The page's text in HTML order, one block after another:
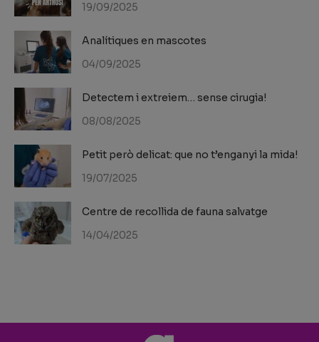
19/09/2025
Analítiques en mascotes
04/09/2025
Detectem i extreiem… sense cirugia!
08/08/2025
Petit però delicat: que no t’enganyi la mida!
19/07/2025
Centre de recollida de fauna salvatge
14/04/2025